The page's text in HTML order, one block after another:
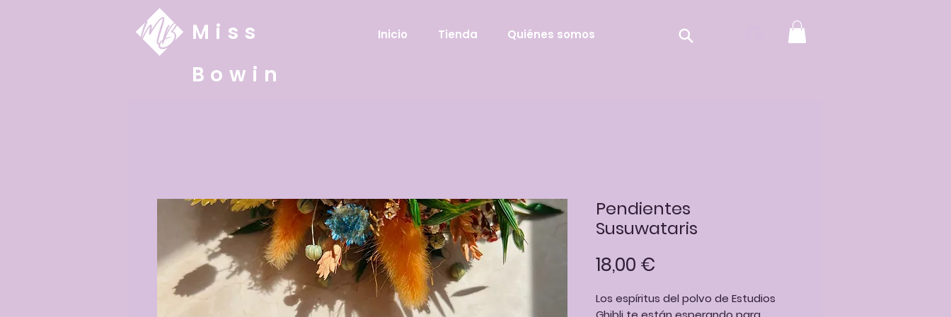
Miss
Bowin
Inicio Tienda Quiénes somos
Pendientes
Susuwataris
18,00 €
Los espíritus del polvo de Estudios